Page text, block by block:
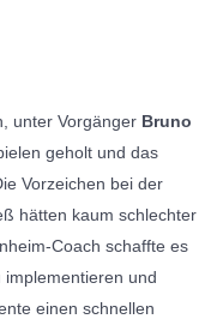
unter Vorgänger Bruno
geholt und das
Vorzeichen bei der
hätten kaum schlechter
Coach schaffte es
und
einen schnellen